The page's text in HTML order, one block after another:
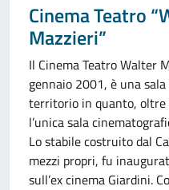
Cinema Teatro
Mazzieri”
Il Cinema Teatro Walter
gennaio 2001, è una
territorio in quanto,
l’unica sala
Lo stabile costruito dal
mezzi propri, fu
sull’ex cinema Giardini.